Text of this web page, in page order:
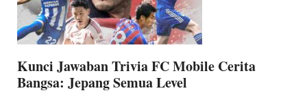
Kunci Jawaban Trivia FC Mobile Cerita
Bangsa: Jepang Semua Level